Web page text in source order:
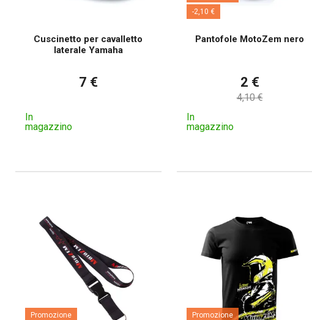
Cuscinetto per cavalletto
laterale Yamaha
7 €
In
magazzino
-2,10 €
Pantofole MotoZem nero
2 €
4,10 €
In
magazzino
Promozione
Promozione